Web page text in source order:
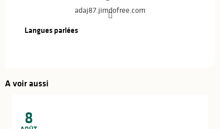
adaj87.jimdofree.com
Langues parlées
Langues parlées
A voir aussi
8